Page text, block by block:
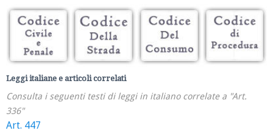
Leggi italiane e articoli correlati
Consulta i seguenti testi di leggi in italiano correlate a "Art.
336"
Art. 447